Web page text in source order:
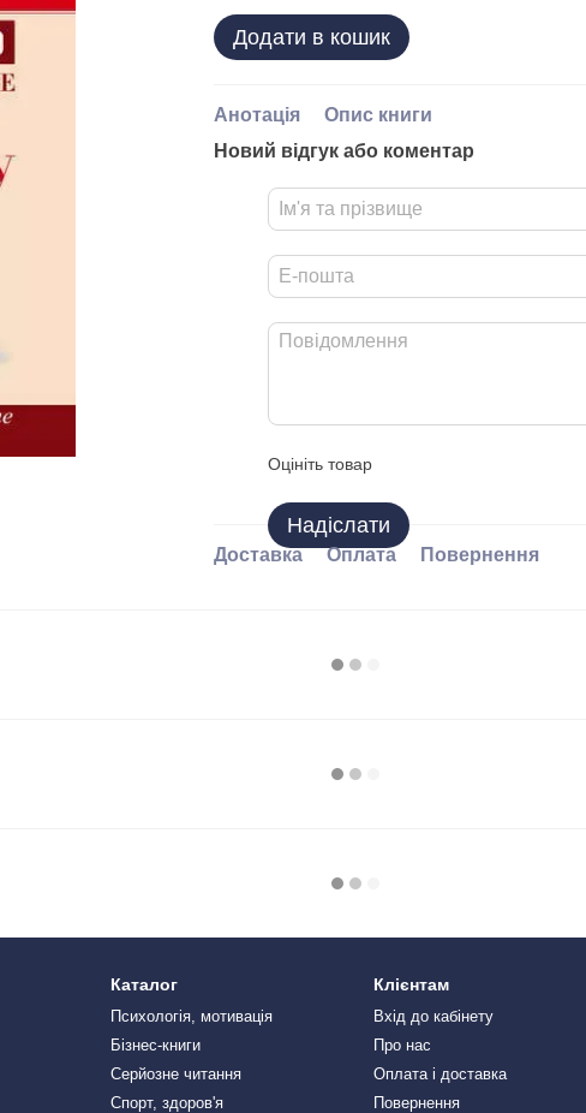
Додати в кошик
Анотація
Опис книги
Новий відгук або коментар
Оцініть товар
Надіслати
Доставка Оплата Повернення
Каталог
Психологія, мотивація
Бізнес-книги
Серйозне читання
Спорт, здоров'я
Клієнтам
Вхід до кабінету
Про нас
Оплата і доставка
Повернення